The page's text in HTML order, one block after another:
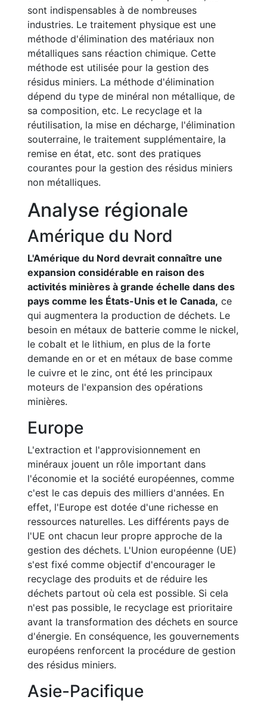
sont indispensables à de nombreuses
industries. Le traitement physique est une
méthode d'élimination des matériaux non
métalliques sans réaction chimique. Cette
méthode est utilisée pour la gestion des
résidus miniers. La méthode d'élimination
dépend du type de minéral non métallique, de
sa composition, etc. Le recyclage et la
réutilisation, la mise en décharge, l'élimination
souterraine, le traitement supplémentaire, la
remise en état, etc. sont des pratiques
courantes pour la gestion des résidus miniers
non métalliques.
Analyse régionale
Amérique du Nord
L'Amérique du Nord devrait connaître une
expansion considérable en raison des
activités minières à grande échelle dans des
pays comme les États-Unis et le Canada, ce
qui augmentera la production de déchets. Le
besoin en métaux de batterie comme le nickel,
le cobalt et le lithium, en plus de la forte
demande en or et en métaux de base comme
le cuivre et le zinc, ont été les principaux
moteurs de l'expansion des opérations
minières.
Europe
L'extraction et l'approvisionnement en
minéraux jouent un rôle important dans
l'économie et la société européennes, comme
c'est le cas depuis des milliers d'années. En
effet, l'Europe est dotée d'une richesse en
ressources naturelles. Les différents pays de
l'UE ont chacun leur propre approche de la
gestion des déchets. L'Union européenne (UE)
s'est fixé comme objectif d'encourager le
recyclage des produits et de réduire les
déchets partout où cela est possible. Si cela
n'est pas possible, le recyclage est prioritaire
avant la transformation des déchets en source
d'énergie. En conséquence, les gouvernements
européens renforcent la procédure de gestion
des résidus miniers.
Asie-Pacifique